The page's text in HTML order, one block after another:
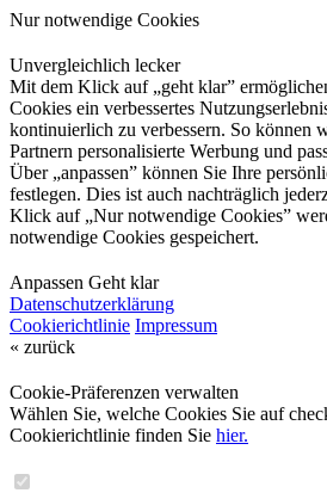
Nur notwendige Cookies
Unvergleichlich lecker
Mit dem Klick auf „geht klar”
Cookies ein verbessertes
kontinuierlich zu verbessern. So können
Partnern personalisierte Werbung und
Über „anpassen” können Sie Ihre
festlegen. Dies ist auch nachträglich
Klick auf „Nur notwendige Cookies”
notwendige Cookies gespeichert.
Anpassen Geht klar
Datenschutzerklärung
Cookierichtlinie Impressum
« zurück
Cookie-Präferenzen verwalten
Wählen Sie, welche Cookies Sie auf
Cookierichtlinie finden Sie hier.